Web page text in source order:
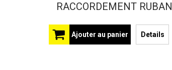
RACCORDEMENT RUBAN
Ajouter au panier Details